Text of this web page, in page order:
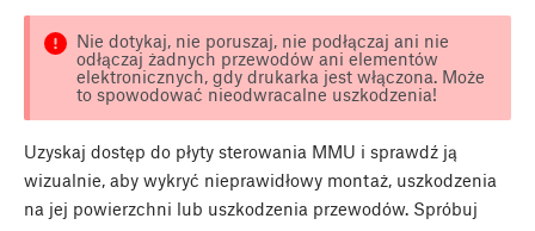
Nie dotykaj, nie poruszaj, nie podłączaj ani nie
odłączaj żadnych przewodów ani elementów
elektronicznych, gdy drukarka jest włączona. Może
to spowodować nieodwracalne uszkodzenia!
Uzyskaj dostęp do płyty sterowania MMU i sprawdź ją
wizualnie, aby wykryć nieprawidłowy montaż, uszkodzenia
na jej powierzchni lub uszkodzenia przewodów. Spróbuj